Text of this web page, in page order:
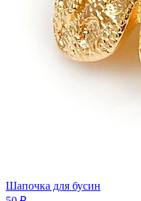
Шапочка для бусин